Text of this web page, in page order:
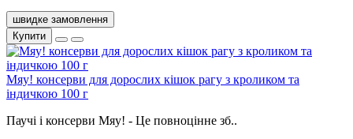
швидке замовлення
Купити
Мяу! консерви для дорослих кішок рагу з кроликом та
індичкою 100 г
Паучі і консерви Мяу! - Це повноцінне зб..